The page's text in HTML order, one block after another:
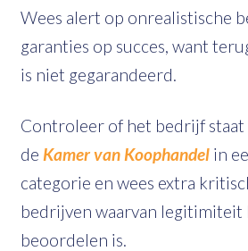
Wees alert op onrealistische
garanties op succes, want
is niet gegarandeerd.
Controleer of het bedrijf staat
de Kamer van Koophandel in
categorie en wees extra
bedrijven waarvan legitimiteit
beoordelen is.